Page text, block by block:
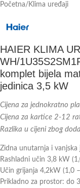
Početna/ Klima uređaji
HAIER KLIMA
WH/
komplet bijela
jedinica 3,5 kW
Cijena za jednokratno
Cijena za kartice 2-12
Razlika u cijeni zbog
Zidna unutarnja i vanjska
Rashladni učin 3,8 kW
Učin grijanja 4,2kW (1,0
Prikladno za prostor: do